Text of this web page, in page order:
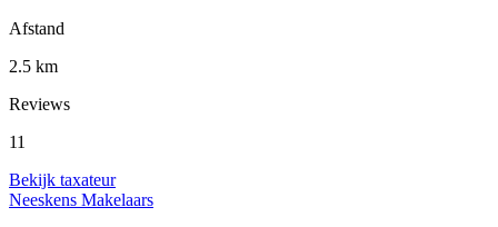
Afstand
2.5 km
Reviews
11
Bekijk taxateur
Neeskens Makelaars